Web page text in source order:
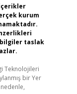
kurum
taslak
Teknolojileri
bir Yer